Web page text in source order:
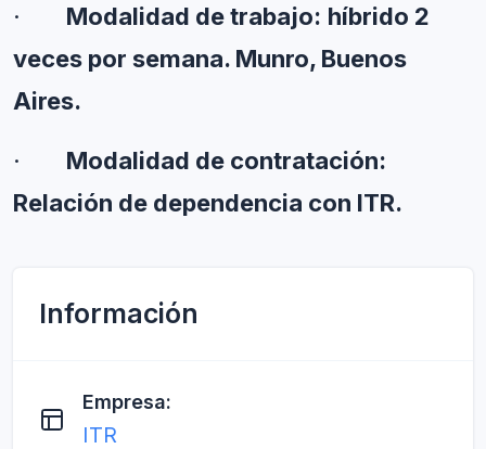
· Modalidad de trabajo: híbrido 2
veces por semana. Munro, Buenos
Aires.
· Modalidad de contratación:
Relación de dependencia con ITR.
Información
Empresa:
ITR